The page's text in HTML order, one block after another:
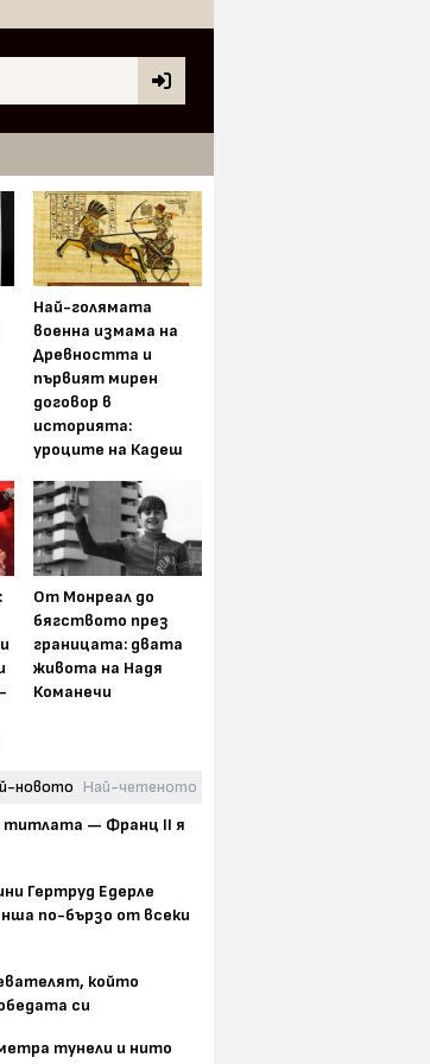
Най-голямата
военна измама на
Древността и
първият мирен
договор в
историята:
уроците на Кадеш
От Монреал до
бягството през
границата: двата
живота на Надя
Команечи
новото Най-четеното
титлата — Франц II я
Гертруд Едерле
по-бързо от всеки
който
си
тунели и нито